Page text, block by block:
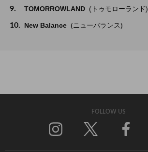
9. TOMORROWLAND (トゥモローランド)
10. New Balance (ニューバランス)
FOLLOW US